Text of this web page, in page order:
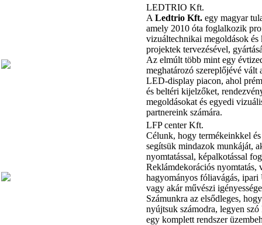
LEDTRIO Kft.
ALedtrio Kft. egy magyar
amely 2010 óta foglalkozik
vizuáltechnikai megoldások
projektek tervezésével,
Az elmúlt több mint egy
meghatározó szereplőjévé vált
LED-display piacon, ahol
és beltéri kijelzőket,
megoldásokat és egyedi
partnereink számára.
LFP center Kft.
Célunk, hogy termékeinkkel
segítsük mindazok munkáját,
nyomtatással, képalkotással
Reklámdekorációs nyomtatás,
hagyományos fóliavágás,
vagy akár művészi
Számunkra az elsődleges,
nyújtsuk számodra, legyen
egy komplett rendszer